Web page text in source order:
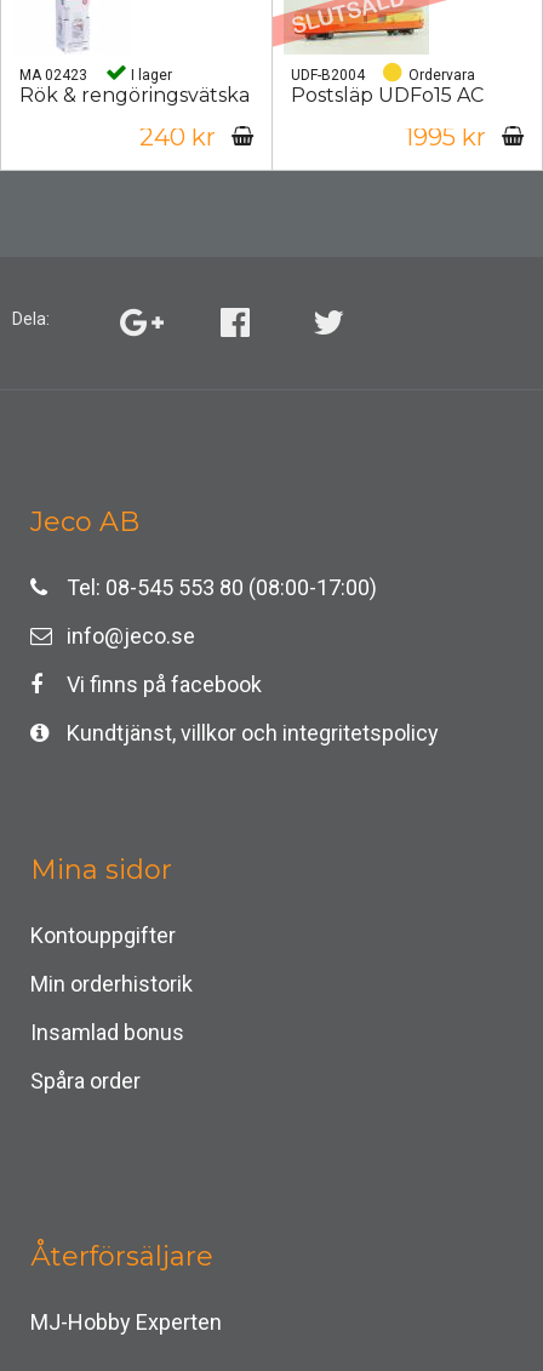
MA 02423 I lager
Rök & rengöringsvätska
240 kr
UDF-B2004 Ordervara
Postsläp UDFo15 AC
1995 kr
Dela:
Jeco AB
Tel: 08-545 553 80 (08:00-17:00)
info@jeco.se
Vi finns på facebook
Kundtjänst, villkor och integritetspolicy
Mina sidor
Kontouppgifter
Min orderhistorik
Insamlad bonus
Spåra order
Återförsäljare
MJ-Hobby Experten